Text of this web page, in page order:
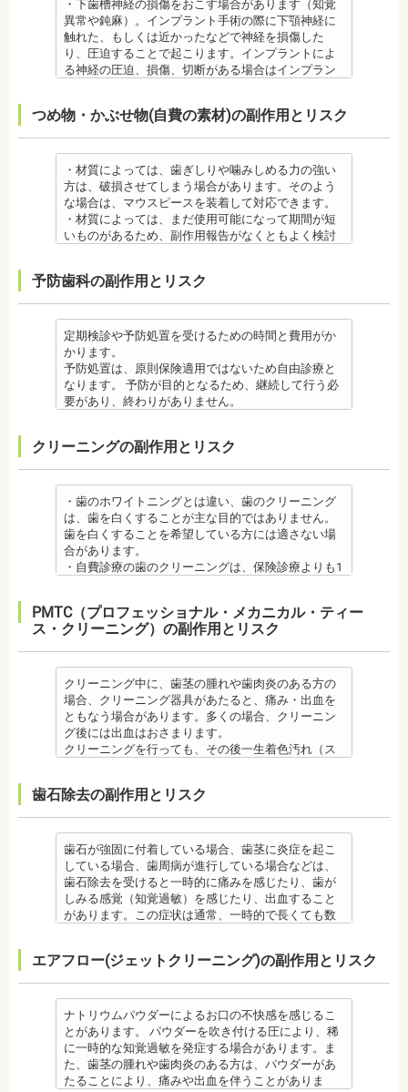
らないため、口腔内を傷つけるリスクがあります。
さらに、麻酔によって悪心、嘔吐、アレルギー反応
虫歯・歯周病 ・矯正治療中、矯正装置の周りなど、
ブラッシング（歯磨き）しにくい部分ができるた
め、虫歯や歯周炎のリスクが高くなります。
を歯科医師より受けて 、毎日丁寧なブラッシング、
のケアをすることも役立ちます。
・矯正中に虫歯が悪化した場合は、矯正終了後に虫
歯の治療をする、もしくは、矯正中に器具を一度外
して治療を行う必要が生じることがあります。
・基本的に、矯正中には虫歯や歯周病の治療が行え
ません。そのため矯正前にこれらの治療を終わらせ
合は、一般的な歯科医院で、事前に虫歯、歯周病の
・矯正終了後に矯正箇所が元に戻る場合もありま
す。その程度に個人差があります。
・矯正終了して数か月から数年経過すると噛み合わ
せが悪くなる可能性があります。噛み合わせが悪く
なると、咀嚼障害の場合は、噛み合わせの治療を行
います、頭痛、肩こりを招く事があります。また、
開かない、食事を噛むときに痛みが出る顎関節症を
発症する場合があります。
他にも自律神経失調症になることもあります。噛み
その他
・個人差がありますが子供にとって大きなストレス
になる場合があります。装置装着後もしっかりと状
況を聞いて話し合ってください。
・矯正中、頭痛、首や肩のこり、強い倦怠感、吐き
の場合は、鎮痛剤、吐き気止め等、歯科医師の指示
のもと服用してください。
・治療の経過と治療後の見た目に個人差が大きくあ
らわれる治療です。また、歯科医師との見解の相違
も起こりえます。歯科医師とよくご相談ください。
・矯正力が強すぎると、歯の根が短くなる「歯根吸
収」が起こるリスクが高くなります。
・歯や骨の状態、歯の動きを妨げる癖があった場
合、虫歯や歯周病の発生など、治療計画よりも治療
期間が長くなる場合があります。
あります。特に切歯（せっし：上下前歯各4本）、歯
の凸凹が大きい患者様の場合、発症する事がありま
す。
・顎の成長に合わせて歯並びを治していくため、一
時的に歯並びが悪い状態になることもあります。
・大人になってから再度矯正が必要になることがあ
ります。
・定期的な通院などにご協力いただけない場合、治
療の結果に差が出る場合があります。
・固いものが一時的に噛めなくなることがありま
す。また、ガムや餅など、装置に引っかかるものが
食べられなくなることもあります。
・装置が壊れることがあります。その際は歯科医師
に相談してください。
・個人差がありますが、矯正装置にかなりのストレ
スを受ける患者さんもいます。
・矯正中は、器具を装着するため、食べかすが詰ま
は、皮膚科で行われているパッチテストをうけて、
アレルギー材料を特定し、歯科医師に伝えてくださ
い。矯正装置を装着したあとに、皮膚や口腔の粘膜
にアレルギー症状が起きた場合は、速やかに歯科医
師の指示を仰いでください。
・矯正をしたい箇所に十分なスペースがない場合
・抜歯する場合は麻酔注射を行います。麻酔の中に
は、成分に心拍数、血圧を上げる作用があるものも
あるため、心臓や血圧に問題がある方が使用する
と、動悸、血圧上昇を起こす場合があります。ま
た、頬を噛んでもわからなかったり、熱いものを飲
んでもわからないため、口腔内を傷つけるリスクが
さらに、麻酔によって悪心、嘔吐、アレルギー反応
・矯正中、虫歯が悪化する場合があります。治療終
了後に虫歯の治療をする場合と器具を一度外して虫
歯の治療を行う場合があります。
・矯正治療中、矯正装置の周りなど、ブラッシング
（歯磨き）しにくい部分ができるため、虫歯や歯周
炎のリスクが高くなります。間食を控え、矯正治療
、毎日丁寧なブラッシング、歯を清潔にしてリスク
ッ素塗布など、歯科医院でのケアも役立ちます。
・矯正中は、基本的に虫歯や歯周病の治療が行えな
いため、矯正前にこれらの治療を終わらせる必要が
あります。矯正専門の歯科の場合は、一般の歯科で
虫歯、歯周病の治療を行う必要もあります。
治療終了後
す。
・矯正終了して数か月から数年経過するとかみ合わ
せが悪くなる可能性があります。かみ合わせが悪く
なると、咀嚼障害、頭痛、肩こりを招く事がありま
また、かみ合わせのバランスが崩れることで、口が
大きく開かない、食事を噛むときに痛みが出る顎関
節症を発症する場合があります。他にも自律神経失
調症になることもあります。かみ合わせが原因の場
合は、かみ合わせの治療を行います。 その他
気、不眠など不定愁訴が起こる場合がありますの
で、鎮痛剤、吐き気止め等、歯科医師の指示のもと
服用する場合があります。
・治療中と治療後の見た目に個人差が大きくあらわ
れる治療です。また、歯科医師との見解の相違も起
こりえます。歯科医師とよくご相談ください。
・矯正力が強すぎると、歯の根が短くなる「歯根吸
収」が起こるリスクが高くなります。
・歯や骨の状態、歯の動きを妨げる癖があった場
期間が長くなる場合があります。
・矯正治療では、歯肉が下がる場合（歯肉退縮）が
あります。特に切歯（せっし：上下前歯各4本）、歯
の凸凹が大きい患者様の場合、発症する事がありま
す。
・個人差により治療期間が数年かかることがありま
す。
・固いものが一時的に噛めなくなります。また、ガ
ムや餅など、装置に引っかかるものが食べられなく
まる場合が多いです。また、冷たいものを飲んだと
きにしみる「知覚過敏」があらわれる場合がありま
すが、基本的には数日で改善されます。長期間痛む
場合は、歯科医師に相談しましょう。
いるため、金属アレルギーのある方、不安がある方
アレルギー材料を特定し、歯科医師に伝えてくださ
い。矯正装置を装着したあとに、皮膚や口腔の粘膜
にアレルギー症状が起きた場合は、速やかに歯科医
師の指示を仰いでください。
抜歯・麻酔
・矯正をしたい箇所に十分なスペースがない場合
は、抜歯を必要とする場合もあります。健康上問題
痛みを感じることもありますので、歯科医師の判断
ため、心臓や血圧に問題がある方が使用すると、動
悸、血圧上昇を起こす場合があります。また、頬を
噛んでもわからなかったり、熱いものを飲んでもわ
からないため、口腔内を傷つけるリスクがありま
す。さらに、麻酔によって悪心、嘔吐、アレルギー
反応が起こることもあります。
・矯正中、虫歯が悪化する場合があります。治療終
・矯正治療中、矯正装置の周りなど、ブラッシング
（歯磨き）しにくい部分ができるため、虫歯や歯周
炎のリスクが高くなります。間食を控え、矯正治療
中に合ったブラッシング指導を歯科医師より受けて
、毎日丁寧なブラッシング、歯を清潔にしてリスク
を抑えましょう。
ッ素塗布など、歯科医院でのケアも予防に役立ちま
す。
矯正専門の歯科の場合は、一般の歯科で虫歯、歯周
病の治療を行う必要もあります。
治療終了後
・矯正終了後に噛み合わせが悪くなる可能性があり
ます。
噛み合わせが悪くなると、咀嚼障害、頭痛、肩こり
が崩れることで、口が大きく開かない、食事を噛む
ときに痛みが出る顎関節症を発症する場合がありま
す。他にも自律神経失調症になることもあります。
います。
・矯正終了後に矯正箇所が元に戻る場合もありま
す。
その他
・治したい部分の一部の歯並びにのみ対応できま
を進めることができない場合もあります。
・矯正中、頭痛、首や肩のこり、強い倦怠感、吐き
気、不眠など不定愁訴が起こる場合がありますの
で、鎮痛剤、吐き気止め等、歯科医師の指示のもと
服用する場合があります。
・治療中と治療後の見た目に個人差が大きくあらわ
れる治療です。また、歯科医師との見解の相違も起
こりえます。歯科医師とよくご相談ください。
・矯正力が強すぎると、歯の根が短くなる「歯根吸
・下歯槽神経の損傷をおこす場合があります（知覚
異常や鈍麻）。インプラント手術の際に下顎神経に
触れた、もしくは近かったなどで神経を損傷した
り、圧迫することで起こります。インプラントによ
る神経の圧迫、損傷、切断がある場合はインプラン
・上あごにインプラントを埋める際に、上顎洞を破
る場合があります。手術した時に感染が生じると蓄
膿症になる場合があります。この場合は、インプラ
ントを除去する場合もあります。また、蓄膿症の治
療には耳鼻咽喉科にて治療が必要な場合もありま
す。
・インプラントは、入れ歯の治療とは異なり、外科
手術を行う必要があります。手術により今までは何
けられない場合もあります。免疫力や抵抗力が低下
病の方、口腔内の衛生状態の悪い方や、あごの骨が
足りない方、喫煙者の方は、事前に生活習慣の改
善、治療が必要となる場合があります。
・インプラント術後すぐには違和感があったり、痛
み、腫れ、出血などが発生する場合がありますが、
これらの症状の多くについては一時的なもので、多
くの場合2～3日で治まります。
に穴をあけて人工の歯根を埋め込み、その上に人工
た、インプラントを埋め込む骨の厚みを増やす手術
を行う場合、さらに期間を要することになります。
・インプラント治療を受けると定期検診、メインテ
ナンスをし続けなければいけません。人工物である
インプラントが虫歯になることはありませんが、日
ごろから丁寧なメインテナンスが必要となります。
囲炎という病気にかかる可能性があります。インプ
ラントの機能をより長く維持するために、定期検診
異なり保険適用外となります。
・インプラント治療は、お子様、妊婦の方は受けら
れません。骨の成長途中になるお子様は、インプラ
ント治療はできません。痛み止め、抗生物質等を治
療に使用するため妊娠中、妊娠の可能性のある方、
授乳中の方は、インプラント治療はお控えくださ
・心臓の疾患、骨粗鬆症等、内科的にインプラント
ます。治療相談時に申告してください。
・歯がない箇所のリカバリー治療ですが、その欠損
箇所のみの治療ではなく、全体のかみ合わせを提案
してくれる方針を選択するとよいでしょう。
・手術ではありますが、麻酔を行うため、手術中に
痛みを感じることは基本的にありません。
先生
【プロフィール】
日本大学歯学部卒業
歯学博士（口腔外科学）
日本大学歯学部非常勤講師
社会福祉法人富士白苑理事
つめ物・かぶせ物(自費の素材)の副作用とリスク
・材質によっては、歯ぎしりや噛みしめる力の強い
方は、破損させてしまう場合があります。そのよう
な場合は、マウスピースを装着して対応できます。
・材質によっては、まだ使用可能になって期間が短
いものがあるため、副作用報告がなくともよく検討
・ジルコニア自体が割れてしまうのではなく、表面
を覆っているポーセレンというセラミックが割れて
しまうことのほうが多くあります。
原因のひとつとしては、ポーセレンというセラミッ
クとジルコニアの密着度が、セラミック同士との場
合や金属とセラミックとの場合に比べて、若干弱い
場合があるからです。他にも、激しい歯ぎしりをす
る人の場合、どうしてもセラミックの部分はジルコ
メタルセラミック
歯茎の境が黒く変色してしまうケースがあります。
オールセラミック
・オールセラミック治療は、本数が多いと費用が高
額となる場合が多くあります。また、陶器であり強
度は低いため、奥歯には不向きです。前歯でも欠け
てしまうこともあるため、歯ぎしりのクセがある方
はマウスピースで保護する場合もあります。
はなく、デメリットもあるため、検討される方は、
歯科医師と十分に相談しましょう。
【プロフィール】
日本大学歯学部卒業
日本大学歯学部口腔外科第２講座大学院卒業
歯学博士（口腔外科学）
日本大学歯学部非常勤講師
社会福祉法人富士白苑理事
予防歯科の副作用とリスク
定期検診や予防処置を受けるための時間と費用がか
かります。
予防処置は、原則保険適用ではないため自由診療と
なります。 予防が目的となるため、継続して行う必
要があり、終わりがありません。
日本歯科大学新潟生命歯学部卒業
新潟大学医歯学総合病院にて研修
都内歯科医院にて勤務
クリーニングの副作用とリスク
・歯のホワイトニングとは違い、歯のクリーニング
は、歯を白くすることが主な目的ではありません。
歯を白くすることを希望している方には適さない場
合があります。
・自費診療の歯のクリーニングは、保険診療よりも1
・歯のクリーニングは、歯科医院によって「クリー
ニング」と書いているところと「PMTC」と書いてい
るところがあります。PMTCは専用の機器が用いられ
るのに対し、クリーニングは歯科医院によっては歯
石を落とすスケーリングの場合や、PMTCの場合もあ
るので、事前に内容を確認されるとよいでしょう。
監修医情報 医療法人社団日坂会 理事長 日坂充
宏先生
【プロフィール】
歯学博士（口腔外科学）
事
PMTC（プロフェッショナル・メカニカル・ティー
ス・クリーニング）の副作用とリスク
クリーニング中に、歯茎の腫れや歯肉炎のある方の
場合、クリーニング器具があたると、痛み・出血を
ともなう場合があります。多くの場合、クリーニン
グ後には出血はおさまります。
クリーニングを行っても、その後一生着色汚れ（ス
す。また、歯科のクリーニングだけでは、虫歯や歯
周病の予防にはなりません。
毎日のブラッシングなどは継続して行う必要があり
ます。
備考
自宅で、歯磨きをしていても、落とすことの出来な
い汚れや、歯石の元となる歯垢・バイオフィルムを
歯科で専門の機器・技術によって除去する技術で
防に効果的です。
【プロフィール】
日本歯科大学新潟生命歯学部卒業
新潟大学医歯学総合病院にて研修
都内歯科医院にて勤務
歯石除去の副作用とリスク
歯石が強固に付着している場合、歯茎に炎症を起こ
している場合、歯周病が進行している場合などは、
歯石除去を受けると一時的に痛みを感じたり、歯が
しみる感覚（知覚過敏）を感じたり、出血すること
があります。この症状は通常、一時的で長くても数
鳴り響きます。機器は歯石が多い人、広範囲に歯石
が付いている人に使われるのですが、高音が苦手な
人は音を我慢する必要があります。
備考
歯石とは、歯垢が石のように固くなって歯と歯の間
や歯の表面、歯茎と歯の隙間などにこびりついたも
のです。唾液腺開口部の近くにある歯に特に着きや
すく、具体的には「下の前歯の裏側」や「上の奥歯
エアフロー(ジェットクリーニング)の副作用とリスク
ナトリウムパウダーによるお口の不快感を感じるこ
とがあります。 パウダーを吹き付ける圧により、稀
に一時的な知覚過敏を発症する場合があります。ま
た、歯茎の腫れや歯肉炎のある方は、パウダーがあ
たることにより、痛みや出血を伴うことがありま